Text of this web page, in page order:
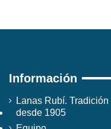
Información
Lanas Rubí. Tradición
desde 1905